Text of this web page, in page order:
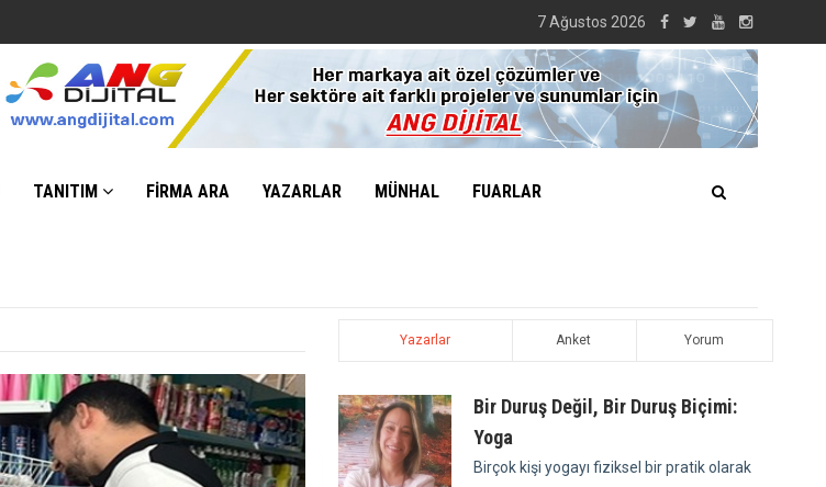
7 Ağustos 2026
TANITIM FİRMA ARA YAZARLAR MÜNHAL FUARLAR
Yazarlar Anket Yorum
Bir Duruş Değil, Bir Duruş Biçimi:
Yoga
Birçok kişi yogayı fiziksel bir pratik olarak